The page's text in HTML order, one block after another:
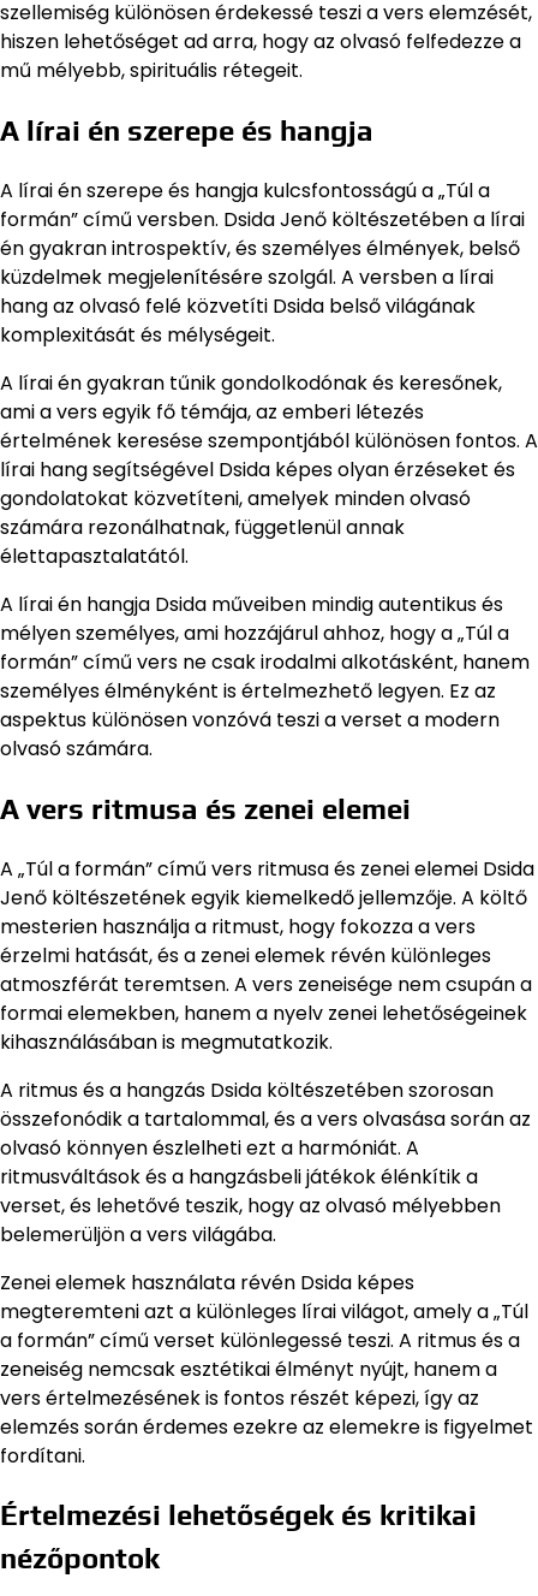
szellemiség különösen érdekessé teszi a vers elemzését,
hiszen lehetőséget ad arra, hogy az olvasó felfedezze a
mű mélyebb, spirituális rétegeit.
A lírai én szerepe és hangja
A lírai én szerepe és hangja kulcsfontosságú a „Túl a
formán” című versben. Dsida Jenő költészetében a lírai
én gyakran introspektív, és személyes élmények, belső
küzdelmek megjelenítésére szolgál. A versben a lírai
hang az olvasó felé közvetíti Dsida belső világának
komplexitását és mélységeit.
A lírai én gyakran tűnik gondolkodónak és keresőnek,
ami a vers egyik fő témája, az emberi létezés
értelmének keresése szempontjából különösen fontos. A
lírai hang segítségével Dsida képes olyan érzéseket és
gondolatokat közvetíteni, amelyek minden olvasó
számára rezonálhatnak, függetlenül annak
élettapasztalatától.
A lírai én hangja Dsida műveiben mindig autentikus és
mélyen személyes, ami hozzájárul ahhoz, hogy a „Túl a
formán” című vers ne csak irodalmi alkotásként, hanem
személyes élményként is értelmezhető legyen. Ez az
aspektus különösen vonzóvá teszi a verset a modern
olvasó számára.
A vers ritmusa és zenei elemei
A „Túl a formán” című vers ritmusa és zenei elemei Dsida
Jenő költészetének egyik kiemelkedő jellemzője. A költő
mesterien használja a ritmust, hogy fokozza a vers
érzelmi hatását, és a zenei elemek révén különleges
atmoszférát teremtsen. A vers zeneisége nem csupán a
formai elemekben, hanem a nyelv zenei lehetőségeinek
kihasználásában is megmutatkozik.
A ritmus és a hangzás Dsida költészetében szorosan
összefonódik a tartalommal, és a vers olvasása során az
olvasó könnyen észlelheti ezt a harmóniát. A
ritmusváltások és a hangzásbeli játékok élénkítik a
verset, és lehetővé teszik, hogy az olvasó mélyebben
belemerüljön a vers világába.
Zenei elemek használata révén Dsida képes
megteremteni azt a különleges lírai világot, amely a „Túl
a formán” című verset különlegessé teszi. A ritmus és a
zeneiség nemcsak esztétikai élményt nyújt, hanem a
vers értelmezésének is fontos részét képezi, így az
elemzés során érdemes ezekre az elemekre is figyelmet
fordítani.
Értelmezési lehetőségek és kritikai
nézőpontok